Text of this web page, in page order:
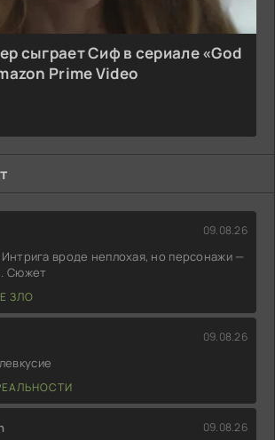
сыграет Сиф в сериале «God
Prime Video
09.08.26
Интрига вроде неплохая, но персонажи —
Сюжет
ЗЛО
09.08.26
09.08.26